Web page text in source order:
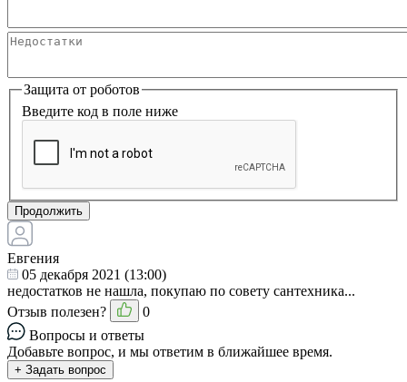
Защита от роботов
Введите код в поле ниже
Продолжить
Евгения
05 декабря 2021 (13:00)
недостатков не нашла, покупаю по совету сантехника...
Отзыв полезен?
0
Вопросы и ответы
Добавьте вопрос, и мы ответим в ближайшее время.
+ Задать вопрос